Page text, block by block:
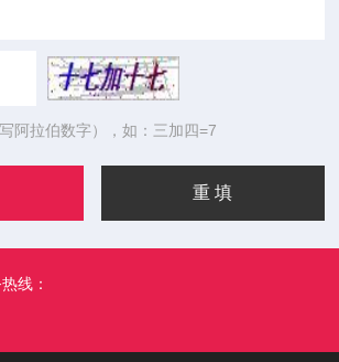
阿拉伯数字），如：三加四=7
线：